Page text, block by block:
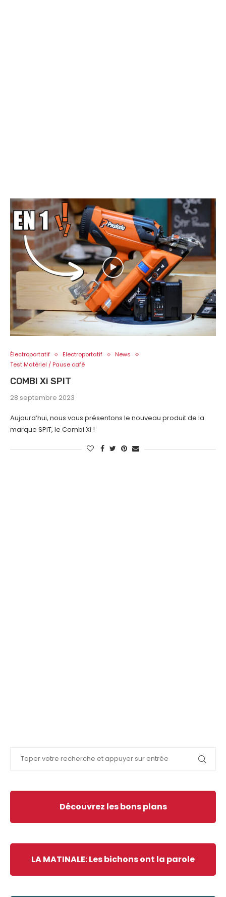
Électroportatif Electroportatif
News
Test Matériel / Pause café
COMBI Xi SPIT
28 septembre 2023
Aujourd’hui, nous vous présentons le nouveau produit de la
marque SPIT, le Combi Xi !
Découvrez les bons plans
LA MATINALE: Les bichons ont la parole